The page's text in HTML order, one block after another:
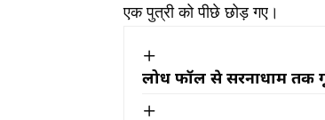
एक पुत्री को पीछे छोड़ गए।
लोध फॉल से सरनाधाम तक